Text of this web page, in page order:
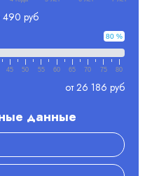
490 руб
80 %
45 50 55 60 65 70 75 80
от 26 186 руб
данные